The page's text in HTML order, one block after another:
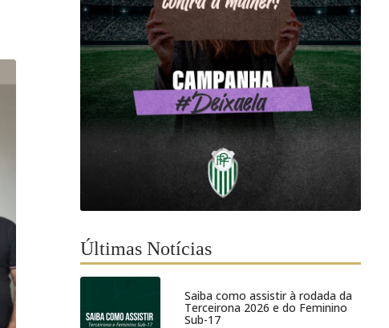
Últimas Notícias
Saiba como assistir à rodada da
Terceirona 2026 e do Feminino
Sub-17